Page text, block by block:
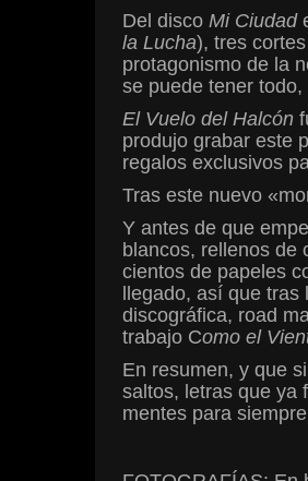
Del disco Mi Ciudad
la Lucha), tres
protagonismo de la
se puede tener
El Vuelo del Halcón
produjo grabar este
regalos exclusivos
Tras este nuevo
Y antes de que
blancos, rellenos de
cientos de papeles
llegado, así que tras
discográfica, road
trabajo Como el
En resumen, y que
saltos, letras que ya
mentes para